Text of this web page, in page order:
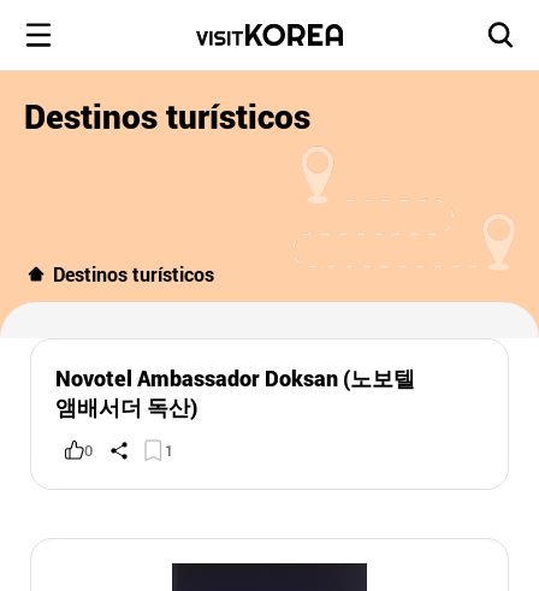
Destinos turísticos
Destinos turísticos
Novotel Ambassador Doksan (노보텔
앰배서더 독산)
0 1